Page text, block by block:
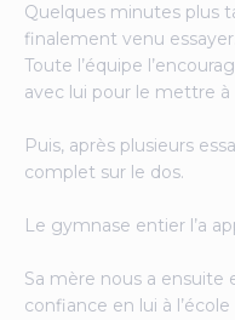
Quelques minutes plus
finalement venu
Toute l’équipe
avec lui pour le mettre à
Puis, après plusieurs
complet sur le dos.
Le gymnase entier l’a
Sa mère nous a ensuite
confiance en lui à